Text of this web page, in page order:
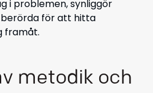
i problemen, synliggör
för att hitta
framåt.
metodik och